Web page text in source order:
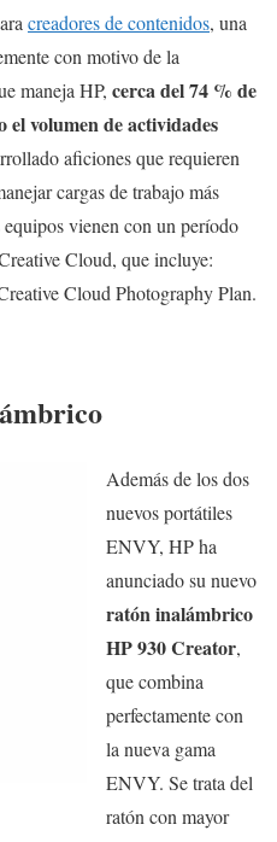
creadores de contenidos, una
con motivo de la
maneja HP, cerca del 74 % de
el volumen de actividades
aficiones que requieren
cargas de trabajo más
vienen con un período
Cloud, que incluye:
Cloud Photography Plan.
Además de los dos
nuevos portátiles
ENVY, HP ha
anunciado su nuevo
ratón inalámbrico
HP 930 Creator,
que combina
perfectamente con
la nueva gama
ENVY. Se trata del
ratón con mayor